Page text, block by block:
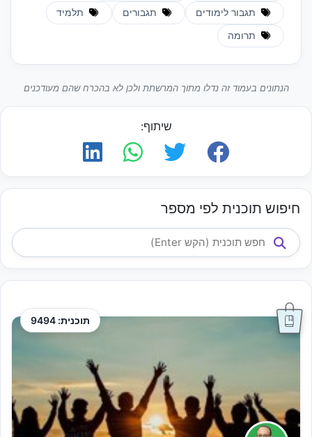
תגבור לימודים תגבורים תלמיד
תרומה
הנתונים בעמוד זה נדלו מתוך המרשתת ולכן לא בהכרח שהם מעודכנים
שיתוף:
חיפוש תוכנית לפי מספר
תוכנית: 9494